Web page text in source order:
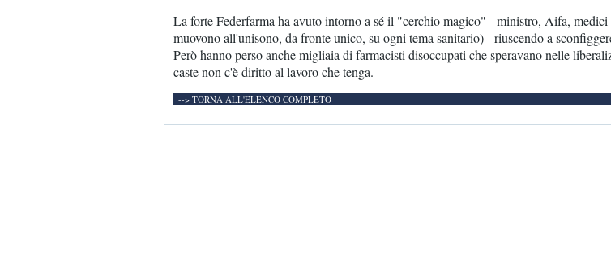
La forte Federfarma ha avuto intorno a sé il "cerchio magico" - ministro, Aifa,
muovono all'unisono, da fronte unico, su ogni tema sanitario) - riuscendo a
Però hanno perso anche migliaia di farmacisti disoccupati che speravano nelle
caste non c'è diritto al lavoro che tenga.
--> TORNA ALL'ELENCO COMPLETO